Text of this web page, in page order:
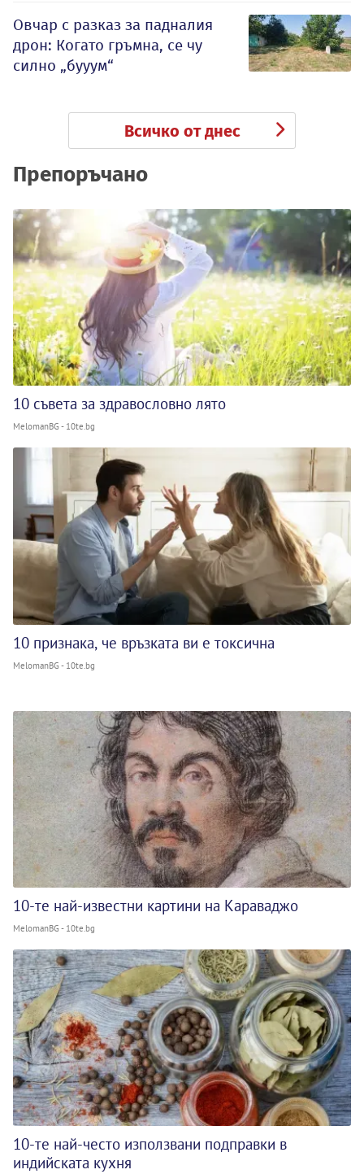
Овчар с разказ за падналия
дрон: Когато гръмна, се чу
силно „бууум“
Всичко от днес
Препоръчано
10 съвета за здравословно лято
MelomanBG - 10te.bg
10 признака, че връзката ви е токсична
MelomanBG - 10te.bg
10-те най-известни картини на Караваджо
MelomanBG - 10te.bg
10-те най-често използвани подправки в
индийската кухня